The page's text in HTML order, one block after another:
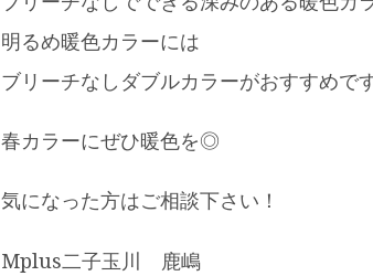
明るめ暖色カラーには
ブリーチなしダブルカラーがおすすめで
春カラーにぜひ暖色を◎
気になった方はご相談下さい！
Mplus二子玉川 鹿嶋